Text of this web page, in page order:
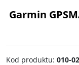
Garmin
Kod produktu: 010-